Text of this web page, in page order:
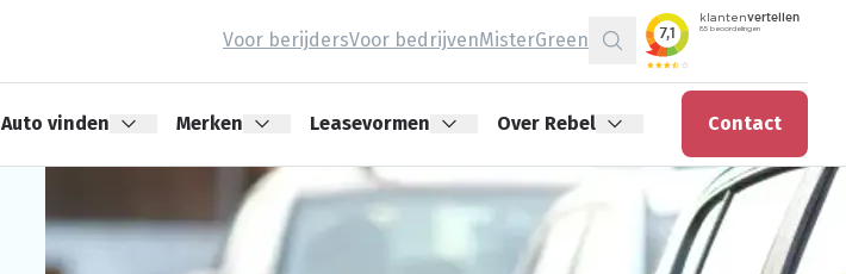
Voor berijdersVoor bedrijvenMisterGreen
Zoeken
Auto vinden Merken Leasevormen Over Rebel Contact